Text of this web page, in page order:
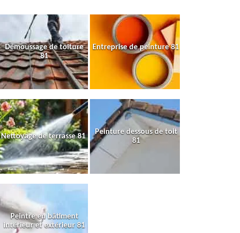
Démoussage de toiture
81
Entreprise de peinture 81
Nettoyage de terrasse 81
Peinture dessous de toit
81
Peintre en bâtiment
intérieur et extérieur 81